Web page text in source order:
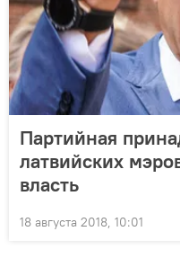
Партийная
латвийских
власть
18 августа 2018, 10:01